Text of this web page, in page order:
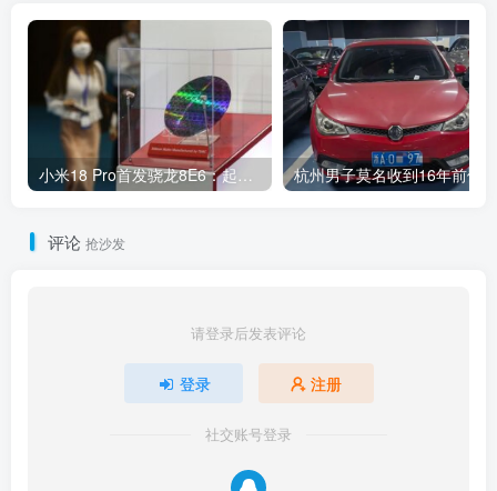
小米18 Pro首发骁龙8E6：起售价或为5999元 较上代涨价千元
评论 抢沙发
请登录后发表评论
登录 注册
社交账号登录